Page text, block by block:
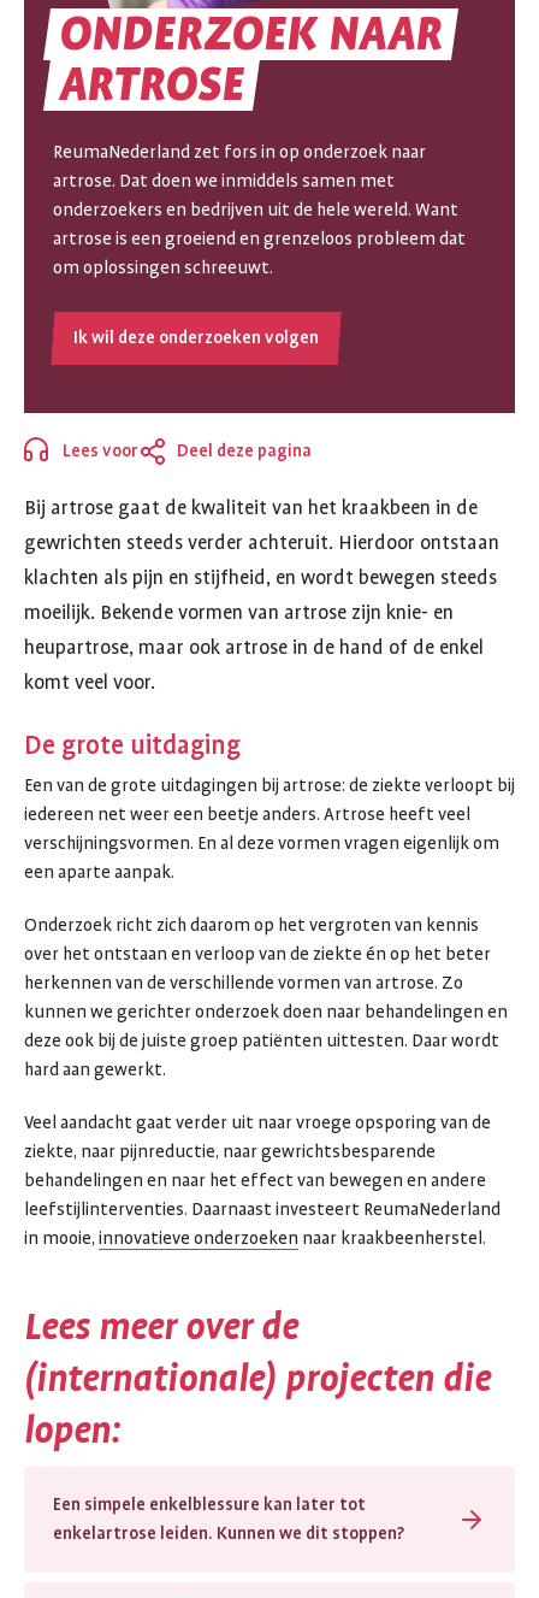
ONDERZOEK
NAAR
ARTROSE
ONDERZOEK NAAR
ARTROSE
ReumaNederland zet fors in op onderzoek naar
artrose. Dat doen we inmiddels samen met
onderzoekers en bedrijven uit de hele wereld. Want
artrose is een groeiend en grenzeloos probleem dat
om oplossingen schreeuwt.
Ik wil deze onderzoeken volgen
Lees voor Deel deze pagina
Sluiten
Bij artrose gaat de kwaliteit van het kraakbeen in de
gewrichten steeds verder achteruit. Hierdoor ontstaan
klachten als pijn en stijfheid, en wordt bewegen steeds
moeilijk. Bekende vormen van artrose zijn knie- en
heupartrose, maar ook artrose in de hand of de enkel
komt veel voor.
De grote uitdaging
Een van de grote uitdagingen bij artrose: de ziekte verloopt bij
iedereen net weer een beetje anders. Artrose heeft veel
verschijningsvormen. En al deze vormen vragen eigenlijk om
een aparte aanpak.
Onderzoek richt zich daarom op het vergroten van kennis
over het ontstaan en verloop van de ziekte én op het beter
herkennen van de verschillende vormen van artrose. Zo
kunnen we gerichter onderzoek doen naar behandelingen en
deze ook bij de juiste groep patiënten uittesten. Daar wordt
hard aan gewerkt.
Veel aandacht gaat verder uit naar vroege opsporing van de
ziekte, naar pijnreductie, naar gewrichtsbesparende
behandelingen en naar het effect van bewegen en andere
leefstijlinterventies. Daarnaast investeert ReumaNederland
in mooie, innovatieve onderzoeken naar kraakbeenherstel.
Lees meer over de
(internationale) projecten die
lopen:
Een simpele enkelblessure kan later tot
enkelartrose leiden. Kunnen we dit stoppen?